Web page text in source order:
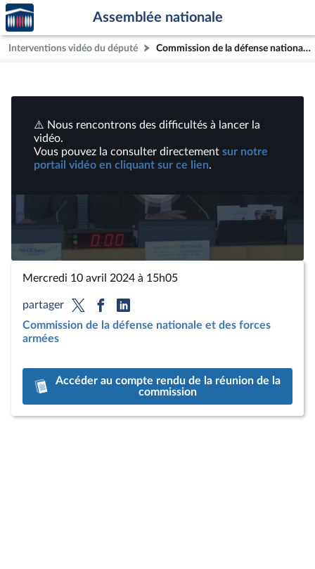
Aller au contenu
Aller en bas de la page
Accèder
à la
page
d'accueil
Assemblée nationale
Interventions vidéo du député Commission de la défense nationale et des forces armées : Installation et opérations du Centre d’expérimentation du Pacifique en Polynésie française, reconnaissance, prise en charge et indemnisation des victimes des essais nucléaires français | Vidéos
Lire
la
vidéo
⚠️ Nous rencontrons des difficultés à lancer la
vidéo.
Vous pouvez la consulter directement sur notre
portail vidéo en cliquant sur ce lien.
Mercredi 10 avril 2024 à 15h05
partager
Commission de la défense nationale et des forces
armées
Accéder au compte rendu de la réunion de la
commission